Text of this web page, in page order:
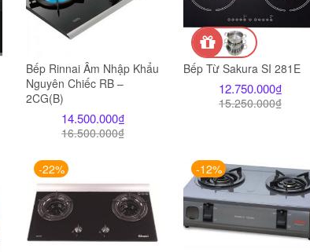
Bếp Rinnai Âm Nhập Khẩu
Nguyên Chiếc RB –
2CG(B)
16.500.000₫
14.500.000₫
Bếp Từ Sakura SI 281E
15.250.000₫
12.750.000₫
-22% -12%